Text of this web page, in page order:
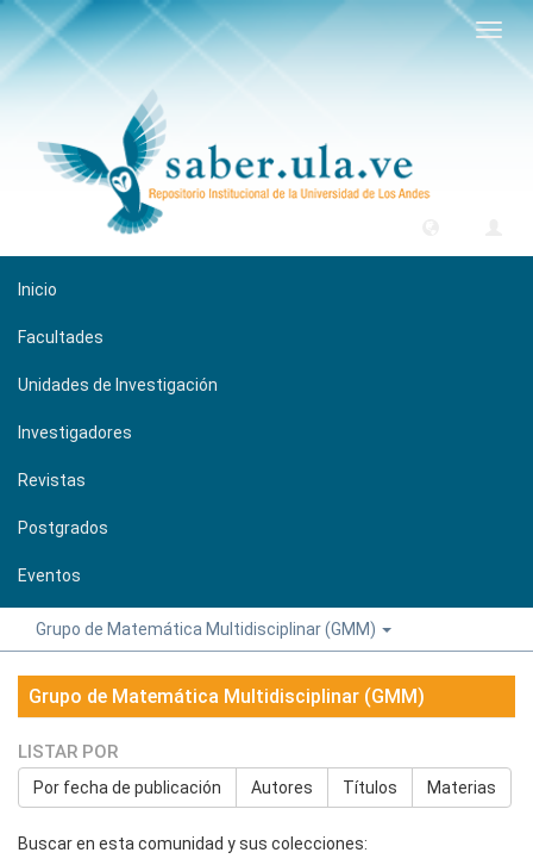
Inicio
Facultades
Unidades de Investigación
Investigadores
Revistas
Postgrados
Eventos
Grupo de Matemática Multidisciplinar (GMM)
Grupo de Matemática Multidisciplinar (GMM)
LISTAR POR
Por fecha de publicación Autores Títulos Materias
Buscar en esta comunidad y sus colecciones: